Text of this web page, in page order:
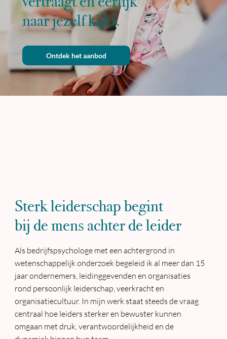
naar jezelf kijkt.
Ontdek het aanbod
Sterk leiderschap begint
bij de mens achter de leider
Als bedrijfspsychologe met een achtergrond in
wetenschappelijk onderzoek begeleid ik al meer dan 15
jaar ondernemers, leidinggevenden en organisaties
rond persoonlijk leiderschap, veerkracht en
organisatiecultuur. In mijn werk staat steeds de vraag
centraal hoe leiders sterker en bewuster kunnen
omgaan met druk, verantwoordelijkheid en de